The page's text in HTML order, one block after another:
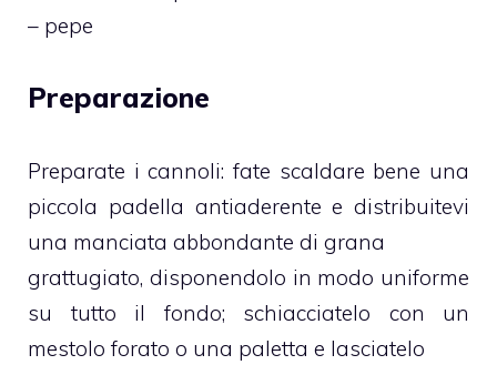
– pepe
Preparazione
Preparate i cannoli: fate scaldare bene una
piccola padella antiaderente e distribuitevi
una manciata abbondante di grana
grattugiato, disponendolo in modo uniforme
su tutto il fondo; schiacciatelo con un
mestolo forato o una paletta e lasciatelo